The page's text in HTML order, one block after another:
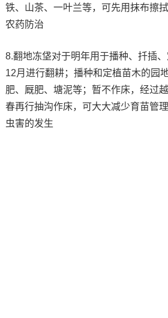
铁、山茶、一叶兰等，可先用抹布擦
农药防治
8.翻地冻垡对于明年用于播种、扦插
12月进行翻耕；播种和定植苗木的园
肥、厩肥、塘泥等；暂不作床，经过
春再行抽沟作床，可大大减少育苗管
虫害的发生